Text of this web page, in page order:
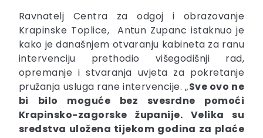
Ravnatelj Centra za odgoj i obrazovanje
Krapinske Toplice, Antun Zupanc istaknuo je
kako je današnjem otvaranju kabineta za ranu
intervenciju prethodio višegodišnji rad,
opremanje i stvaranja uvjeta za pokretanje
pružanja usluga rane intervencije. „Sve ovo ne
bi bilo moguće bez svesrdne pomoći
Krapinsko-zagorske županije. Velika su
sredstva uložena tijekom godina za plaće